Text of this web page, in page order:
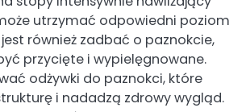
utrzymać odpowiedni poziom
również zadbać o paznokcie,
przycięte i wypielęgnowane.
odżywki do paznokci, które
i nadadzą zdrowy wygląd.